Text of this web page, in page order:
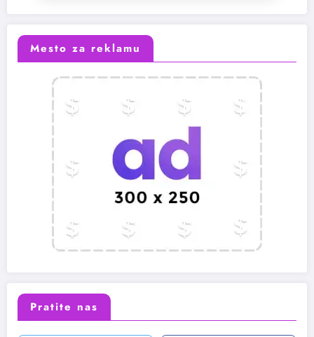
Mesto za reklamu
Pratite nas